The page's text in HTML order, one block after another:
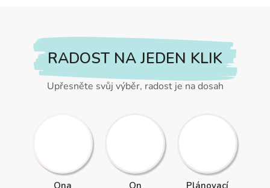
RADOST NA JEDEN KLIK
Upřesněte svůj výběr, radost je na dosah
Ona On Plánovací